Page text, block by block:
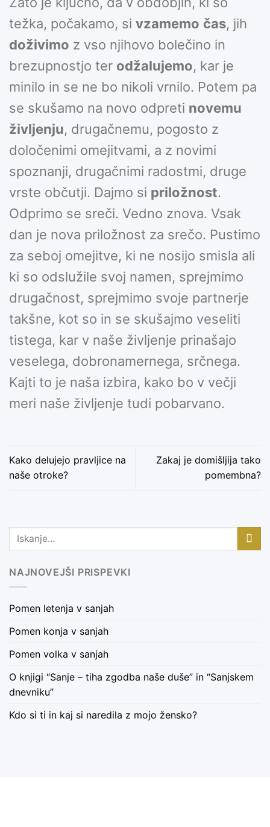
težka, počakamo, si vzamemo čas, jih
doživimo z vso njihovo bolečino in
brezupnostjo ter odžalujemo, kar je
minilo in se ne bo nikoli vrnilo. Potem pa
se skušamo na novo odpreti novemu
življenju, drugačnemu, pogosto z
določenimi omejitvami, a z novimi
spoznanji, drugačnimi radostmi, druge
vrste občutji. Dajmo si priložnost.
Odprimo se sreči. Vedno znova. Vsak
dan je nova priložnost za srečo. Pustimo
za seboj omejitve, ki ne nosijo smisla ali
ki so odslužile svoj namen, sprejmimo
drugačnost, sprejmimo svoje partnerje
takšne, kot so in se skušajmo veseliti
tistega, kar v naše življenje prinašajo
veselega, dobronamernega, srčnega.
Kajti to je naša izbira, kako bo v večji
meri naše življenje tudi pobarvano.
Kako delujejo pravljice na
naše otroke?
Zakaj je domišljija tako
pomembna?
NAJNOVEJŠI PRISPEVKI
Pomen letenja v sanjah
Pomen konja v sanjah
Pomen volka v sanjah
O knjigi “Sanje – tiha zgodba naše duše” in “Sanjskem
dnevniku”
Kdo si ti in kaj si naredila z mojo žensko?